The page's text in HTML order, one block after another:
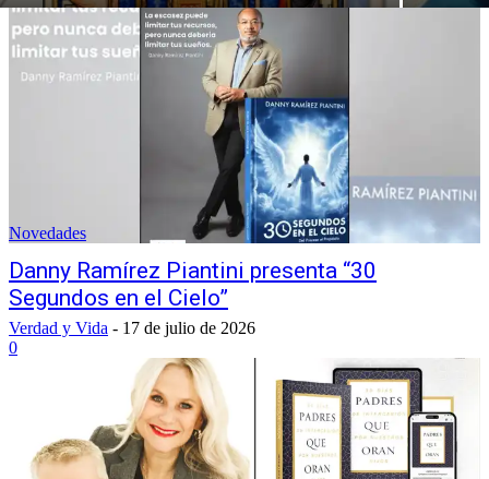
Novedades
Danny Ramírez Piantini presenta “30
Segundos en el Cielo”
Verdad y Vida - 17 de julio de 2026
0